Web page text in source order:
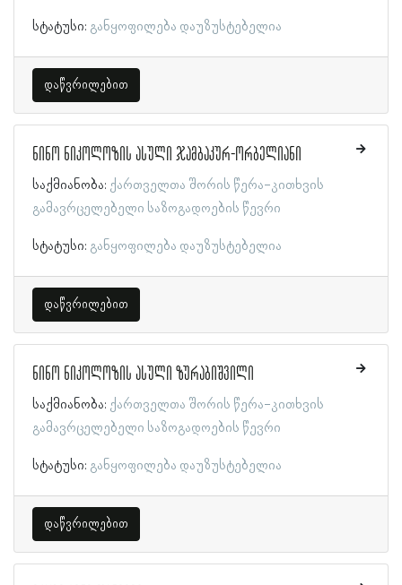
სტატუსი: განყოფილება დაუზუსტებელია
დაწვრილებით
ნინო ნიკოლოზის ასული ჯამბაკურ-ორბელიანი
საქმიანობა: ქართველთა შორის წერა-კითხვის
გამავრცელებელი საზოგადოების წევრი
სტატუსი: განყოფილება დაუზუსტებელია
დაწვრილებით
ნინო ნიკოლოზის ასული ზურაბიშვილი
საქმიანობა: ქართველთა შორის წერა-კითხვის
გამავრცელებელი საზოგადოების წევრი
სტატუსი: განყოფილება დაუზუსტებელია
დაწვრილებით